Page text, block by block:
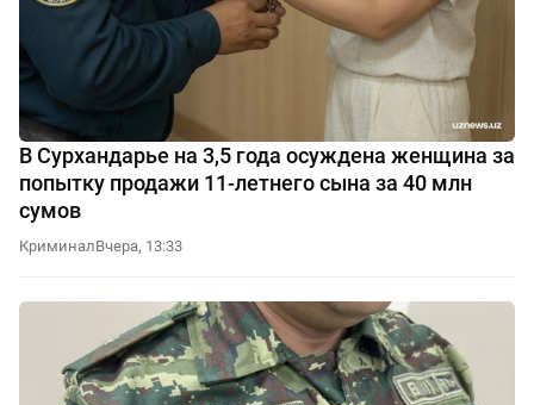
В Сурхандарье на 3,5 года осуждена женщина за
попытку продажи 11-летнего сына за 40 млн
сумов
КриминалВчера, 13:33